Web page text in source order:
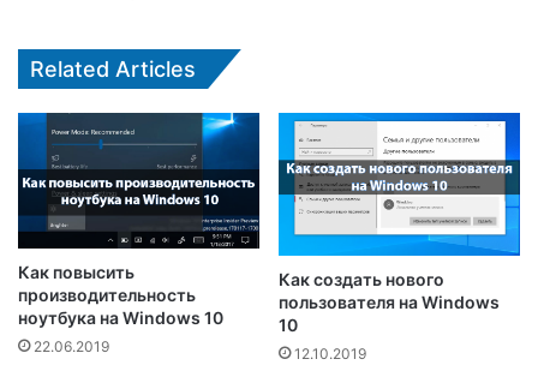
Related Articles
Как повысить
производительность
ноутбука на Windows 10
22.06.2019
Как создать нового
пользователя на Windows
10
12.10.2019